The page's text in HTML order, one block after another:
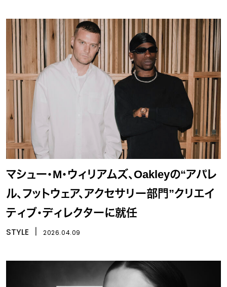
マシュー・M・ウィリアムズ、Oakleyの“アパレ
ル、フットウェア、アクセサリー部門”クリエイ
ティブ・ディレクターに就任
STYLE 2026.04.09